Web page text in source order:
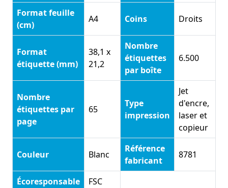
Format feuille
(cm)
A4 Coins Droits
Format
étiquette (mm)
38,1 x
21,2
Nombre
étiquettes
par boîte
6.500
Nombre
étiquettes par
page
65
Type
impression
Jet
d'encre,
laser et
copieur
Couleur Blanc
Référence
fabricant
8781
Écoresponsable FSC